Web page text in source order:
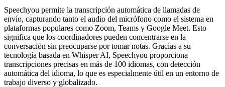
Speechyou permite la transcripción automática de llamadas de
envío, capturando tanto el audio del micrófono como el sistema en
plataformas populares como Zoom, Teams y Google Meet. Esto
significa que los coordinadores pueden concentrarse en la
conversación sin preocuparse por tomar notas. Gracias a su
tecnología basada en Whisper AI, Speechyou proporciona
transcripciones precisas en más de 100 idiomas, con detección
automática del idioma, lo que es especialmente útil en un entorno de
trabajo diverso y globalizado.